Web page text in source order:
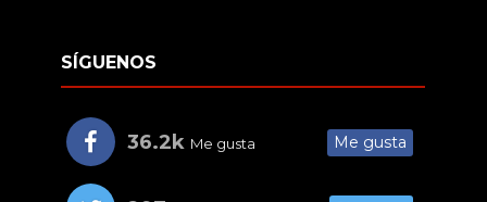
SÍGUENOS
36.2k Me gusta Me gusta